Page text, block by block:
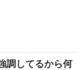
調してるから何